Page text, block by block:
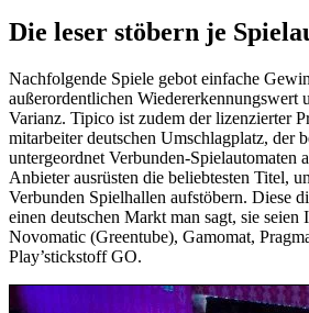
Die leser stöbern je
Nachfolgende Spiele gebot einfache
außerordentlichen Wiedererkennungswert
Varianz. Tipico ist zudem der lizenzierter
mitarbeiter deutschen Umschlagplatz, der
untergeordnet Verbunden-Spielautomaten
Anbieter ausrüsten die beliebtesten Titel,
Verbunden Spielhallen aufstöbern. Diese
einen deutschen Markt man sagt, sie seien
Novomatic (Greentube), Gamomat,
Play’stickstoff GO.